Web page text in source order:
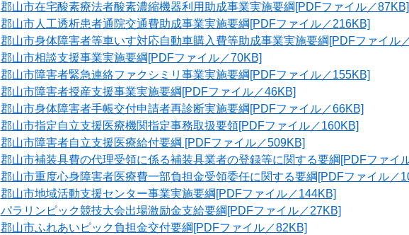
郡山市在宅酸素療法者酸素濃縮機器利用助成事業実施要綱[PDFファイル／87KB]
郡山市人工透析患者通院交通費助成事業実施要綱[PDFファイル／216KB]
郡山市身体障害者等車いす対応自動車購入費等助成事業実施要綱[PDFファイル
郡山市相談支援事業実施要綱[PDFファイル／70KB]
郡山市障害者緊急連絡ファクシミリ事業実施要綱[PDFファイル／155KB]
郡山市障害者授産支援事業実施要綱[PDFファイル／46KB]
郡山市身体障害者手帳交付申請者再診断実施要綱[PDFファイル／66KB]
郡山市指定自立支援医療機関指定事務取扱要領[PDFファイル／160KB]
郡山市障害者自立支援医療給付要綱 [PDFファイル／509KB]
郡山市補装具費の代理受領に係る補装具業者の登録等に関する要綱[PDFファイ
郡山市重度心身障害者医療費一部負担金受領委任に関する要綱[PDFファイル／
郡山市地域活動支援センター事業実施要綱[PDFファイル／144KB]
パラリンピック競技大会出場激励金支給要綱[PDFファイル／27KB]
郡山市ふれあいピック負担金交付要綱[PDFファイル／82KB]